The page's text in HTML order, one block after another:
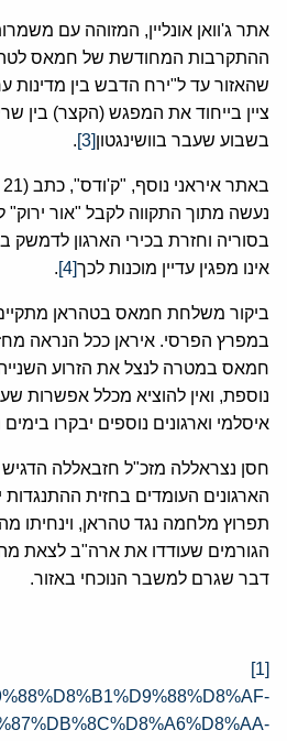
אתר ג'וואן אונליין, המזוהה עם
ההתקרבות המחודשת של חמאס
שהאזור עד ל"ירח הדבש בין מדינות
ציין בייחוד את המפגש (הקצר) בין
בשבוע שעבר בוושינגטון[3]
.
נעשה מתוך התקווה לקבל "אור
בסוריה וחזרת בכירי הארגון
אינו מפגין עדיין מוכנות לכך[4]
.
ביקור משלחת חמאס בטהראן
במפרץ הפרסי. איראן ככל הנראה
חמאס במטרה לנצל את הזרוע
נוספת, ואין להוציא מכלל אפשרות
איסלמי וארגונים נוספים יבקרו
חסן נצראללה מזכ"ל חזבאללה הדגיש
הארגונים העומדים בחזית
תפרוץ מלחמה נגד טהראן, וינחיתו
הגורמים שעודדו את ארה"ב לצאת
דבר שגרם למשבר הנוכחי באזור.
[1]